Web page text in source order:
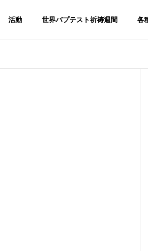
活動 世界バプテスト祈祷週間 各